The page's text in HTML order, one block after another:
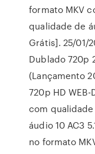
formato MKV
qualidade de
Grátis]. 25/01/
Dublado 720p
(Lançamento
720p HD
com
áudio 10 AC3
no formato